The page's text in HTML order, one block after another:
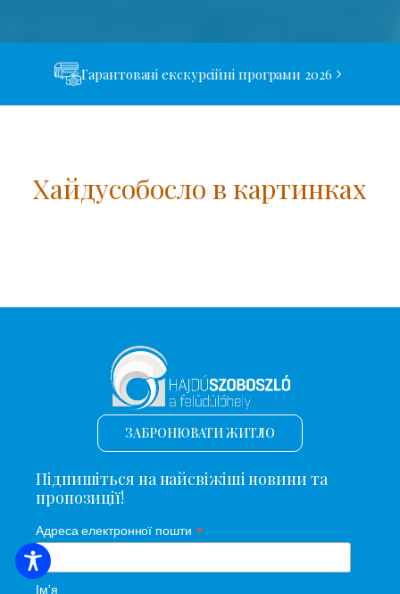
Гарантовані екскурсійні програми 2026
Хайдусобосло в картинках
ПОШУК ЖИТЛА
ЗАБРОНЮВАТИ ЖИТЛО
Підпишіться на найсвіжіші новини та
пропозиції!
Адреса електронної пошти *
Ім'я